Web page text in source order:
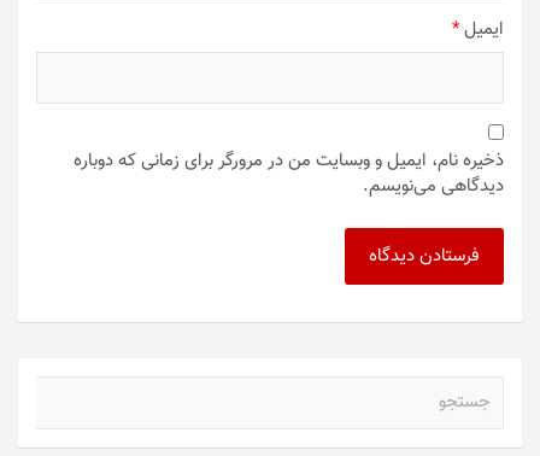
ایمیل*
ذخیره نام، ایمیل و وبسایت من در مرورگر برای زمانی که دوباره
دیدگاهی می‌نویسم.